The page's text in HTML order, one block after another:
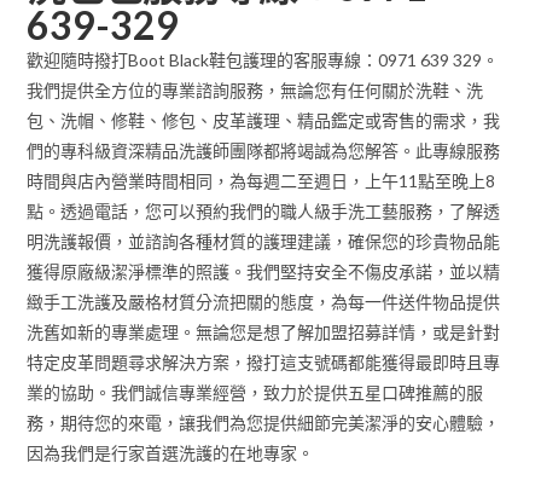
639-329
歡迎隨時撥打Boot Black鞋包護理的客服專線：0971 639 329。
我們提供全方位的專業諮詢服務，無論您有任何關於洗鞋、洗
包、洗帽、修鞋、修包、皮革護理、精品鑑定或寄售的需求，我
們的專科級資深精品洗護師團隊都將竭誠為您解答。此專線服務
時間與店內營業時間相同，為每週二至週日，上午11點至晚上8
點。透過電話，您可以預約我們的職人級手洗工藝服務，了解透
明洗護報價，並諮詢各種材質的護理建議，確保您的珍貴物品能
獲得原廠級潔淨標準的照護。我們堅持安全不傷皮承諾，並以精
緻手工洗護及嚴格材質分流把關的態度，為每一件送件物品提供
洗舊如新的專業處理。無論您是想了解加盟招募詳情，或是針對
特定皮革問題尋求解決方案，撥打這支號碼都能獲得最即時且專
業的協助。我們誠信專業經營，致力於提供五星口碑推薦的服
務，期待您的來電，讓我們為您提供細節完美潔淨的安心體驗，
因為我們是行家首選洗護的在地專家。